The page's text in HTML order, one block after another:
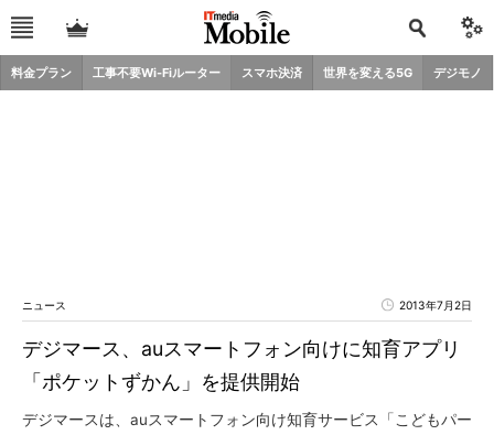
料金プラン 工事不要Wi-Fiルーター スマホ決済 世界を変える5G デジモノ
ニュース 2013年7月2日
デジマース、auスマートフォン向けに知育アプリ
「ポケットずかん」を提供開始
デジマースは、auスマートフォン向け知育サービス「こどもパー